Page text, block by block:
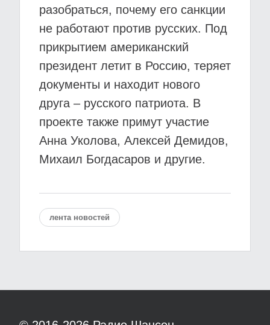
разобраться, почему его санкции
не работают против русских. Под
прикрытием американский
президент летит в Россию, теряет
документы и находит нового
друга – русского патриота. В
проекте также примут участие
Анна Уколова, Алексей Демидов,
Михаил Богдасаров и другие.
лента новостей